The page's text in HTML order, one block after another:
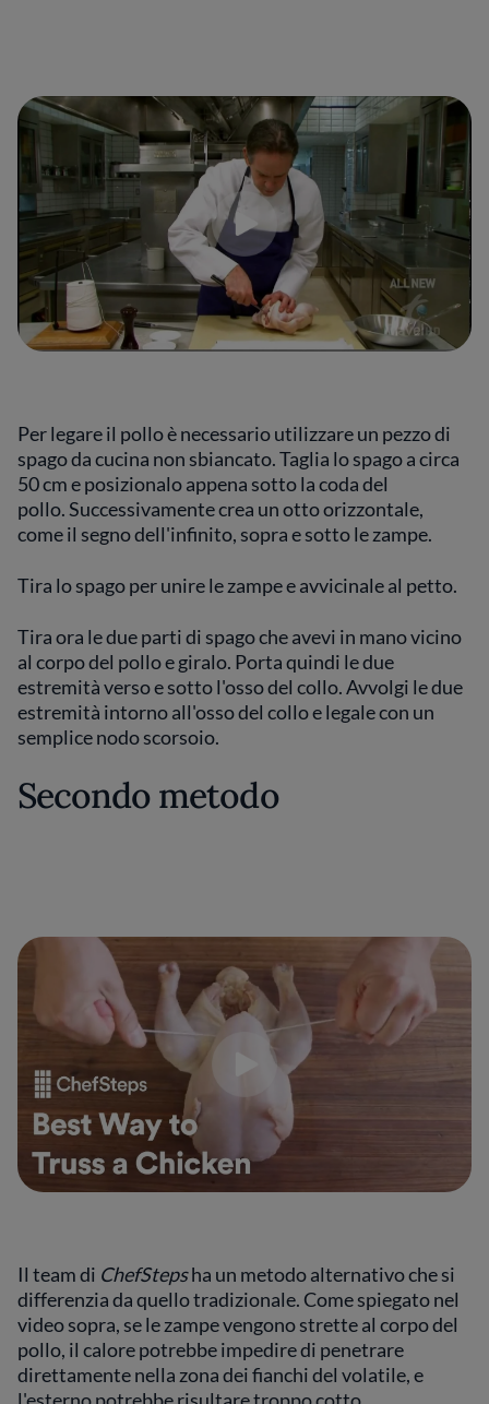
Per legare il pollo è necessario utilizzare un pezzo di
spago da cucina non sbiancato. Taglia lo spago a circa
50 cm e posizionalo appena sotto la coda del
pollo. Successivamente crea un otto orizzontale,
come il segno dell'infinito, sopra e sotto le zampe.
Tira lo spago per unire le zampe e avvicinale al petto.
Tira ora le due parti di spago che avevi in mano vicino
al corpo del pollo e giralo. Porta quindi le due
estremità verso e sotto l'osso del collo. Avvolgi le due
estremità intorno all'osso del collo e legale con un
semplice nodo scorsoio.
Secondo metodo
Il team di ChefStepsha un metodo alternativo che si
differenzia da quello tradizionale. Come spiegato nel
video sopra, se le zampe vengono strette al corpo del
pollo, il calore potrebbe impedire di penetrare
direttamente nella zona dei fianchi del volatile, e